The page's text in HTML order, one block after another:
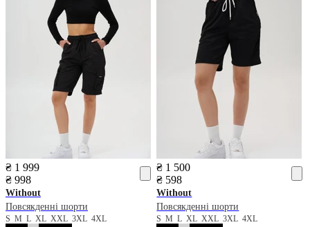
₴ 1 999
₴ 998
Without
Повсякденні шорти
S M L XL XXL 3XL 4XL
₴ 1 500
₴ 598
Without
Повсякденні шорти
SMLXLXXL3XL4XL